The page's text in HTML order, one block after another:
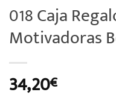
018 Caja
Motivadoras
34,20€